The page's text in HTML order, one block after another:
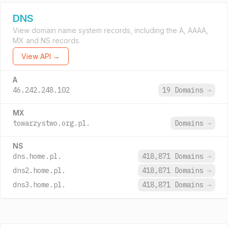
DNS
View domain name system records, including the A, AAAA,
MX and NS records.
View API →
A
46.242.248.102 19 Domains →
MX
towarzystwo.org.pl. Domains →
NS
dns.home.pl. 418,871 Domains →
dns2.home.pl.
418,871 Domains →
dns3.home.pl.
418,871 Domains →